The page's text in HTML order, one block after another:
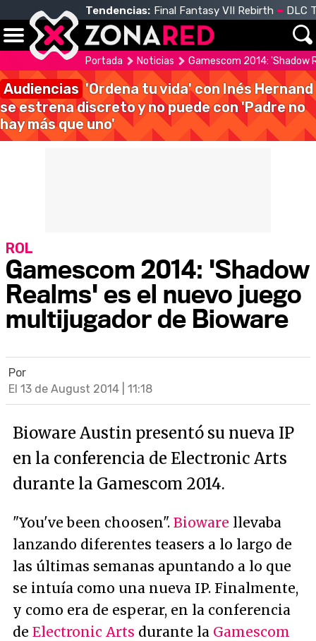
Tendencias: Final Fantasy VII Rebirth DLC
Portada Noticias Gamescom 2014: 'Shadow
Audiencias 'Ordena tu vida' con Inés Hernand
se estrena discreto y no puede con 'Padre no
hay más que uno'
Gamescom 2014: 'Shadow
Realms' es el nuevo juego
multijugador de Bioware
ROL
Por
El 13 de August 2014 | 11:18
Bioware Austin presentó su nueva IP
en la conferencia de Electronic Arts
durante la Gamescom 2014.
"You've been choosen". Bioware llevaba
lanzando diferentes teasers a lo largo de
las últimas semanas apuntando a lo que
se intuía como una nueva IP. Finalmente,
y como era de esperar, en la conferencia
de Electronic Arts durante la Gamescom